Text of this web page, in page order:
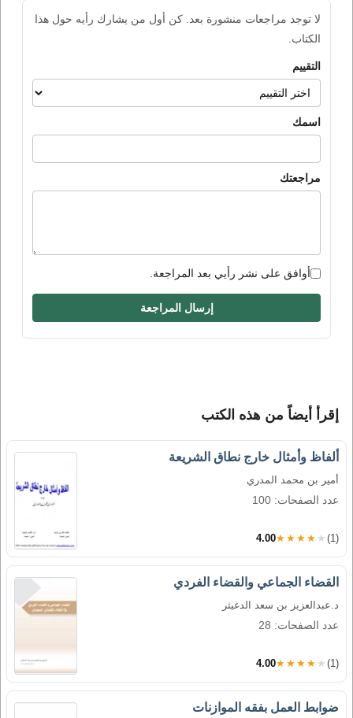
لا توجد مراجعات منشورة بعد. كن أول من يشارك رأيه حول هذا
الكتاب.
التقييم
اسمك
مراجعتك
أوافق على نشر رأيي بعد المراجعة.
إرسال المراجعة
إقرأ أيضاً من هذه الكتب
ألفاظ وأمثال خارج نطاق الشريعة
أمير بن محمد المدري
عدد الصفحات: 100
4.00★★★★★ (1)
القضاء الجماعي والقضاء الفردي
د.عبدالعزيز بن سعد الدغيثر
عدد الصفحات: 28
4.00★★★★★ (1)
ضوابط العمل بفقه الموازنات